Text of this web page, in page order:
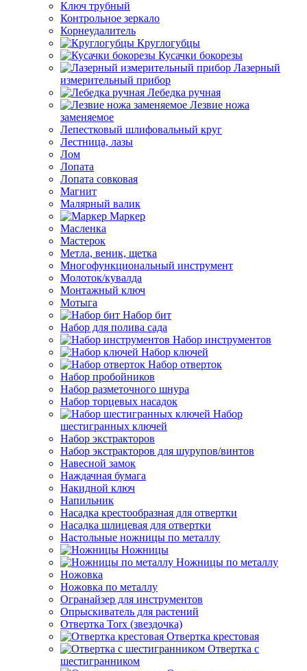
Ключ трубный
Контрольное зеркало
Корнеудалитель
Круглогубцы
Кусачки бокорезы
Лазерный
измерительный прибор
Лебедка ручная
Лезвие ножа
заменяемое
Лепестковый шлифовальный круг
Лестница, лазы
Лом
Лопата
Лопата совковая
Магнит
Малярный валик
Маркер
Масленка
Мастерок
Метла, веник, щетка
Многофункциональный инструмент
Молоток/кувалда
Монтажный ключ
Мотыга
Набор бит
Набор для полива сада
Набор инструментов
Набор ключей
Набор отверток
Набор пробойников
Набор разметочного шнура
Набор торцевых насадок
Набор
шестигранных ключей
Набор экстракторов
Набор экстракторов для шурупов/винтов
Навесной замок
Наждачная бумага
Накидной ключ
Напильник
Насадка крестообразная для отвертки
Насадка шлицевая для отвертки
Настольные ножницы по металлу
Ножницы
Ножницы по металлу
Ножовка
Ножовка по металлу
Огранайзер для инструментов
Опрыскиватель для растений
Отвертка Torx (звездочка)
Отвертка крестовая
Отвертка с
шестигранником